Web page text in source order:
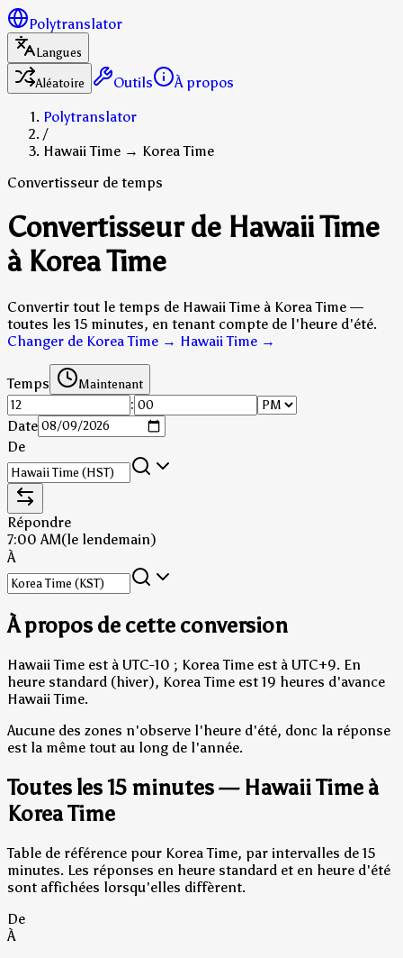
Polytranslator
Langues
Aléatoire
Outils
À propos
Polytranslator
/
Hawaii Time → Korea Time
Convertisseur de temps
Convertisseur de Hawaii Time
à Korea Time
Convertir tout le temps de Hawaii Time à Korea Time —
toutes les 15 minutes, en tenant compte de l'heure d'été.
Changer de Korea Time → Hawaii Time →
Temps Maintenant
:
Date
De
Répondre
7:00 AM(le lendemain)
À
À propos de cette conversion
Hawaii Time est à UTC-10 ; Korea Time est à UTC+9. En
heure standard (hiver), Korea Time est 19 heures d'avance
Hawaii Time.
Aucune des zones n'observe l'heure d'été, donc la réponse
est la même tout au long de l'année.
Toutes les 15 minutes — Hawaii Time à
Korea Time
Table de référence pour Korea Time, par intervalles de 15
minutes. Les réponses en heure standard et en heure d'été
sont affichées lorsqu'elles diffèrent.
De
À